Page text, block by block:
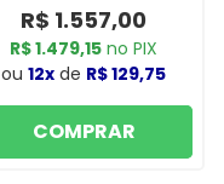
R$ 1.557,00
R$ 1.479,15 no PIX
ou 12x de R$ 129,75
COMPRAR